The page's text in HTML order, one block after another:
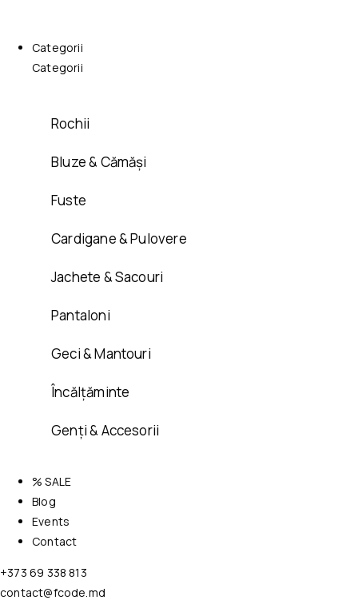
Categorii
Categorii
Rochii
Bluze & Cămăși
Fuste
Cardigane & Pulovere
Jachete & Sacouri
Pantaloni
Geci & Mantouri
Încălțăminte
Genți & Accesorii
% SALE
Blog
Events
Contact
+373 69 338 813
contact@fcode.md